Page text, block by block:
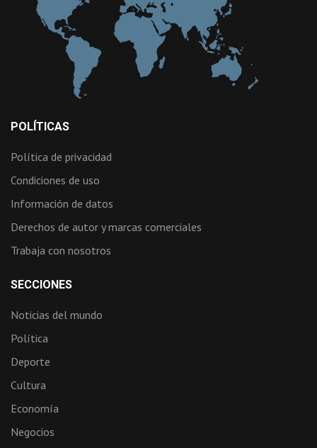
POLÍTICAS
Política de privacidad
Condiciones de uso
Información de datos
Derechos de autor y marcas comerciales
Trabaja con nosotros
SECCIONES
Noticias del mundo
Política
Deporte
Cultura
Economía
Negocios